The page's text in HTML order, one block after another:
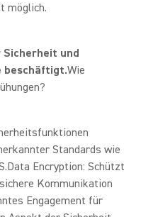
möglich.
und
beschäftigt.Wie
Standards wie
Encryption: Schützt
Kommunikation
Engagement für